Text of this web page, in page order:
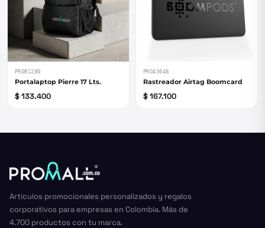
PROB1280
Portalaptop Pierre 17 Lts.
$ 133.400
PROA3048
Rastreador Airtag Boomcard
$ 167.100
Artículos promocionales personalizados y regalos
corporativos para empresas en Colombia. Más de
4.700 productos con tu marca.